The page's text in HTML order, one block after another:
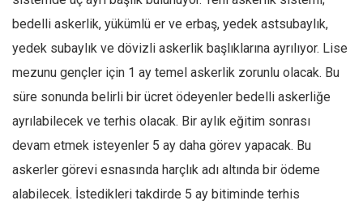
Yusuf Armağan
Hasanali Yıldırım
Leyla Şerif Emin
Selçuk Türkyılmaz
Mehmet Ali Tekin
Abir E. Nahas
Amina S. Jenenkovic
bedelli askerlik, yükümlü er ve erbaş, yedek astsubaylık,
yedek subaylık ve dövizli askerlik başlıklarına ayrılıyor. Lise
mezunu gençler için 1 ay temel askerlik zorunlu olacak. Bu
süre sonunda belirli bir ücret ödeyenler bedelli askerliğe
ayrılabilecek ve terhis olacak. Bir aylık eğitim sonrası
devam etmek isteyenler 5 ay daha görev yapacak. Bu
askerler görevi esnasında harçlık adı altında bir ödeme
alabilecek. İstedikleri takdirde 5 ay bitiminde terhis